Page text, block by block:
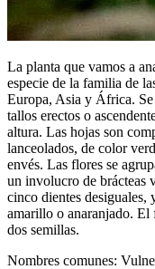
La planta que vamos a
especie de la familia de
Europa, Asia y África. Se
tallos erectos o
altura. Las hojas son
lanceolados, de color
envés. Las flores se
un involucro de brácteas
cinco dientes desiguales,
amarillo o anaranjado. El
dos semillas.
Nombres comunes: